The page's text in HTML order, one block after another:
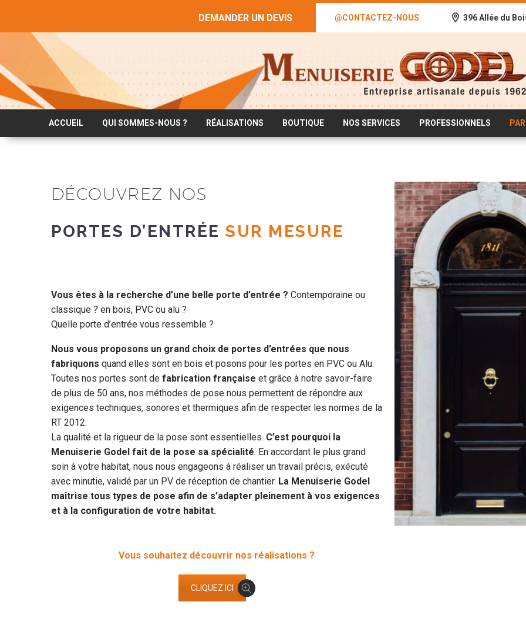
DEMANDER UN DEVIS @CONTACTEZ-NOUS 396 Allée du
ACCUEIL QUI SOMMES-NOUS ? RÉALISATIONS BOUTIQUE NOS SERVICES PROFESSIONNELS
[wpseo_breadcrumb] Partager sur
DÉCOUVREZ NOS
PORTES D’ENTRÉE SUR MESURE
Vous êtes à la recherche d’une belle porte d’entrée ? Contemporaine ou
classique ? en bois, PVC ou alu ?
Quelle porte d’entrée vous ressemble ?
Nous vous proposons un grand choix de portes d’entrées que nous
fabriquons quand elles sont en bois et posons pour les portes en PVC ou Alu.
Toutes nos portes sont de fabrication française et grâce à notre savoir-faire
de plus de 50 ans, nos méthodes de pose nous permettent de répondre aux
exigences techniques, sonores et thermiques afin de respecter les normes de la
RT 2012.
La qualité et la rigueur de la pose sont essentielles. C’est pourquoi la
Menuiserie Godel fait de la pose sa spécialité. En accordant le plus grand
soin à votre habitat, nous nous engageons à réaliser un travail précis, exécuté
avec minutie, validé par un PV de réception de chantier. La Menuiserie Godel
maîtrise tous types de pose afin de s’adapter pleinement à vos exigences
et à la configuration de votre habitat.
Vous souhaitez découvrir nos réalisations ?
CLIQUEZ ICI